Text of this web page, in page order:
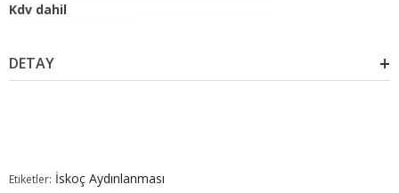
Kdv dahil
DETAY
Etiketler: İskoç Aydınlanması